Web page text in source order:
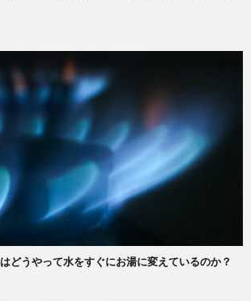
どうやって水をすぐにお湯に変えているのか？